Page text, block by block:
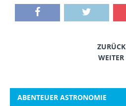
ZURÜCK
WEITER
ABENTEUER ASTRONOMIE